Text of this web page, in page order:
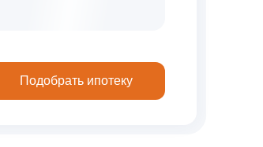
Подобрать ипотеку